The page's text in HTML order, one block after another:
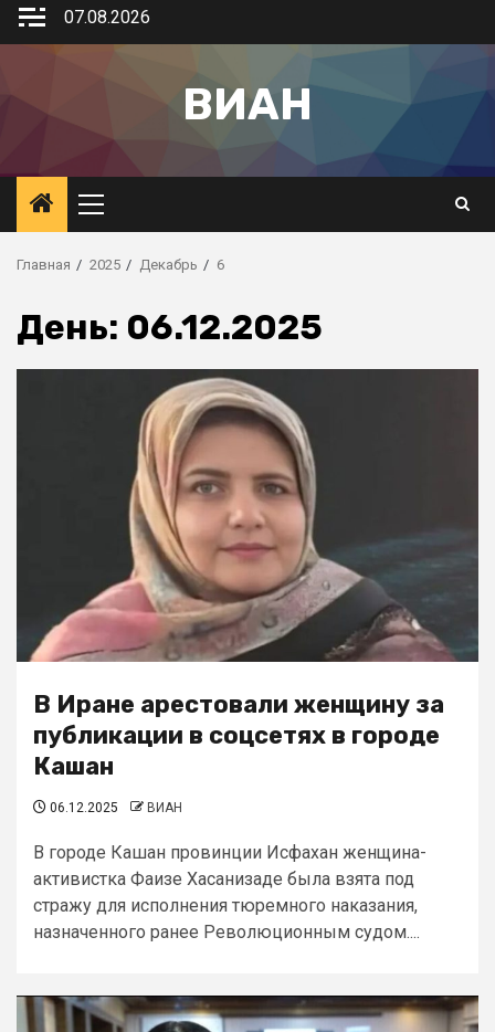
07.08.2026
ВИАН
Главная 2025 Декабрь 6
День: 06.12.2025
В Иране арестовали женщину за
публикации в соцсетях в городе
Кашан
06.12.2025 ВИАН
В городе Кашан провинции Исфахан женщина-
активистка Фаизе Хасанизаде была взята под
стражу для исполнения тюремного наказания,
назначенного ранее Революционным судом....